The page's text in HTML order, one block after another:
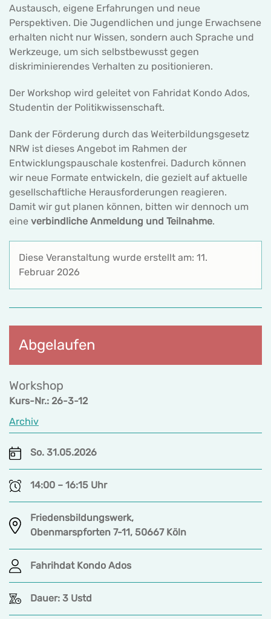
Austausch, eigene Erfahrungen und neue
Perspektiven. Die Jugendlichen und junge Erwachsene
erhalten nicht nur Wissen, sondern auch Sprache und
Werkzeuge, um sich selbstbewusst gegen
diskriminierendes Verhalten zu positionieren.
Der Workshop wird geleitet von Fahridat Kondo Ados,
Studentin der Politikwissenschaft.
Dank der Förderung durch das Weiterbildungsgesetz
NRW ist dieses Angebot im Rahmen der
Entwicklungspauschale kostenfrei. Dadurch können
wir neue Formate entwickeln, die gezielt auf aktuelle
gesellschaftliche Herausforderungen reagieren.
Damit wir gut planen können, bitten wir dennoch um
eine verbindliche Anmeldung und Teilnahme.
Diese Veranstaltung wurde erstellt am: 11.
Februar 2026
Abgelaufen
Workshop
Kurs-Nr.: 26-3-12
Archiv
So. 31.05.2026
14:00 – 16:15 Uhr
Friedensbildungswerk,
Obenmarspforten 7-11, 50667 Köln
Fahrihdat Kondo Ados
Dauer: 3 Ustd